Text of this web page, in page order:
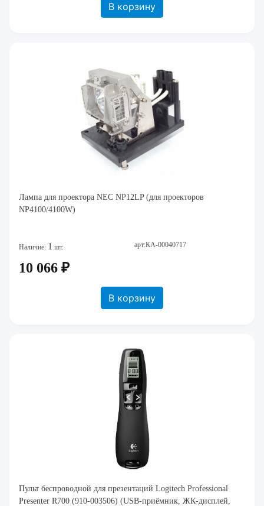
В корзину
Лампа для проектора NEC NP12LP (для проекторов
NP4100/4100W)
Наличие: 1 шт. арт:КА-00040717
10 066 ₽
В корзину
Пульт беспроводной для презентаций Logitech Professional
Presenter R700 (910-003506) (USB-приёмник, ЖК-дисплей,